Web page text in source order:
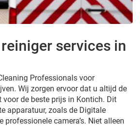
services in
Professionals voor
Wij zorgen ervoor dat u altijd de
de beste prijs in Kontich. Dit
apparatuur, zoals de Digitale
professionele camera’s. Niet alleen